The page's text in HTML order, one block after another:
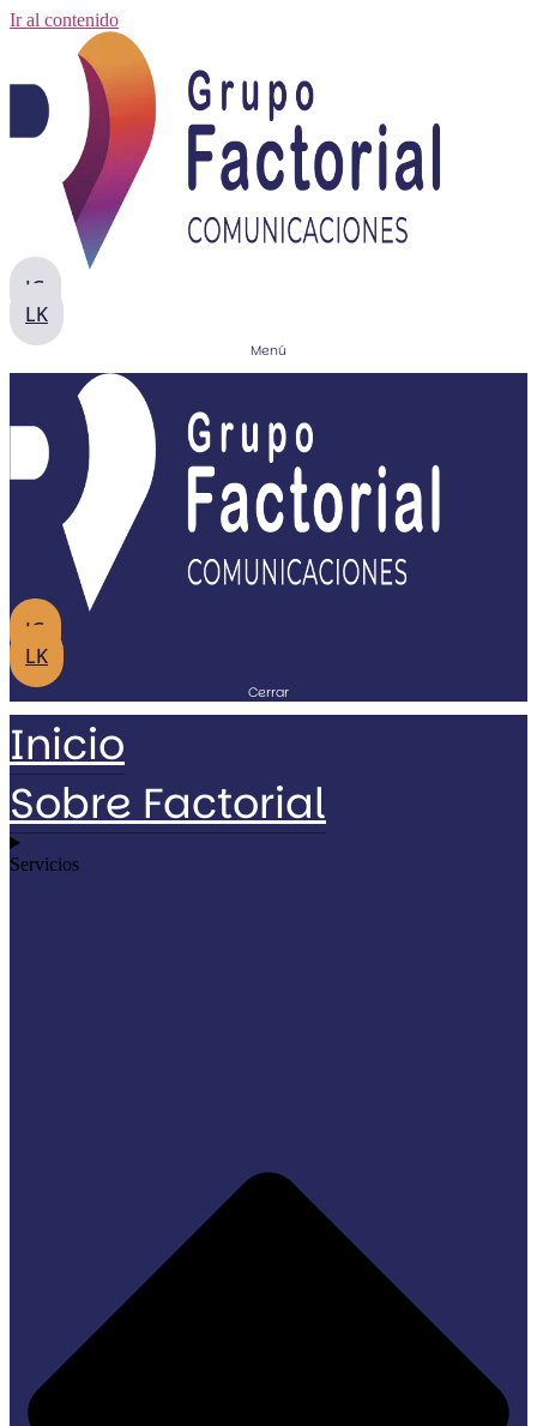
Ir al contenido
IG
LK
Menú
IG
LK
Cerrar
Inicio
Sobre Factorial
Servicios